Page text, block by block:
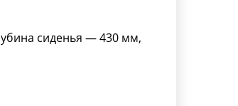
сиденья — 430 мм,